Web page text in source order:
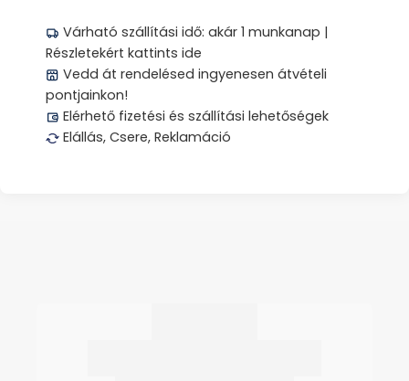
Várható szállítási idő: akár 1 munkanap |
Részletekért kattints ide
Vedd át rendelésed ingyenesen átvételi
pontjainkon!
Elérhető fizetési és szállítási lehetőségek
Elállás, Csere, Reklamáció